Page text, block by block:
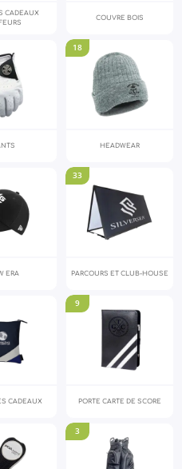
CADEAUX
COUVRE BOIS
18
HEADWEAR
ERA
33
PARCOURS ET CLUB-HOUSE
CADEAUX
9
PORTE CARTE DE SCORE
3